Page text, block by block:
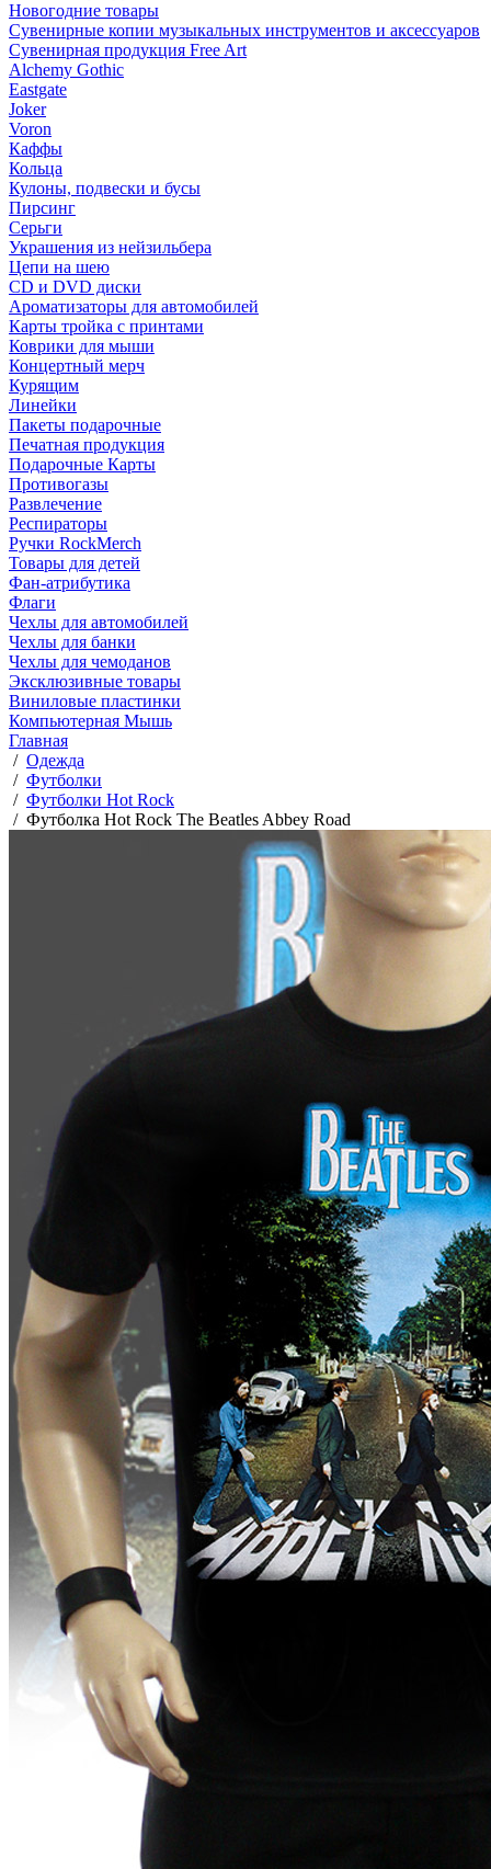
Новогодние товары
Сувенирные копии музыкальных инструментов и аксессуаров
Сувенирная продукция Free Art
Alchemy Gothic
Eastgate
Joker
Voron
Каффы
Кольца
Кулоны, подвески и бусы
Пирсинг
Серьги
Украшения из нейзильбера
Цепи на шею
CD и DVD диски
Ароматизаторы для автомобилей
Карты тройка с принтами
Коврики для мыши
Концертный мерч
Курящим
Линейки
Пакеты подарочные
Печатная продукция
Подарочные Карты
Противогазы
Развлечение
Респираторы
Ручки RockMerch
Товары для детей
Фан-атрибутика
Флаги
Чехлы для автомобилей
Чехлы для банки
Чехлы для чемоданов
Эксклюзивные товары
Виниловые пластинки
Компьютерная Мышь
Главная
/ Одежда
/ Футболки
/ Футболки Hot Rock
/ Футболка Hot Rock The Beatles Abbey Road